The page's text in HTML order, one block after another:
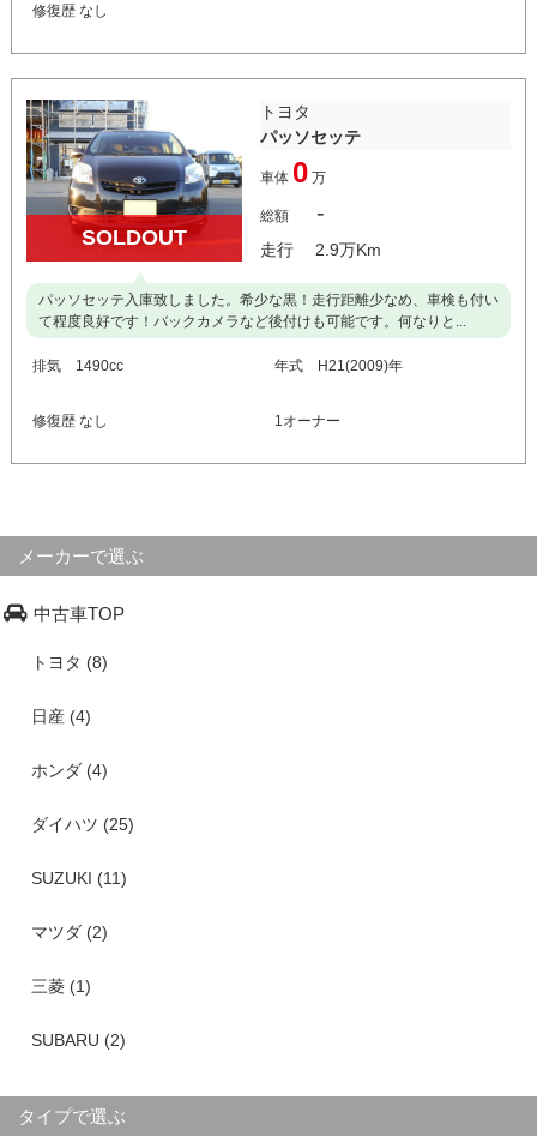
修復歴 なし
SOLDOUT
トヨタ
パッソセッテ
車体 0万
総額 -
走行 2.9万Km
パッソセッテ入庫致しました。希少な黒！走行距離少なめ、車検も付い
て程度良好です！バックカメラなど後付けも可能です。何なりと...
排気 1490cc 年式 H21(2009)年
修復歴 なし 1オーナー
メーカーで選ぶ
中古車TOP
トヨタ (8)
日産 (4)
ホンダ (4)
ダイハツ (25)
SUZUKI (11)
マツダ (2)
三菱 (1)
SUBARU (2)
タイプで選ぶ